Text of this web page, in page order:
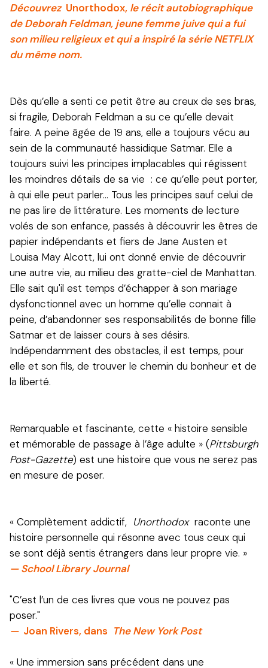
Découvrez Unorthodox, le récit autobiographique
de Deborah Feldman, jeune femme juive qui a fui
son milieu religieux et qui a inspiré la série NETFLIX
du même nom.
Dès qu’elle a senti ce petit être au creux de ses bras,
si fragile, Deborah Feldman a su ce qu’elle devait
faire. A peine âgée de 19 ans, elle a toujours vécu au
sein de la communauté hassidique Satmar. Elle a
toujours suivi les principes implacables qui régissent
les moindres détails de sa vie : ce qu’elle peut porter,
à qui elle peut parler... Tous les principes sauf celui de
ne pas lire de littérature. Les moments de lecture
volés de son enfance, passés à découvrir les êtres de
papier indépendants et fiers de Jane Austen et
Louisa May Alcott, lui ont donné envie de découvrir
une autre vie, au milieu des gratte-ciel de Manhattan.
Elle sait qu'il est temps d’échapper à son mariage
dysfonctionnel avec un homme qu’elle connait à
peine, d’abandonner ses responsabilités de bonne fille
Satmar et de laisser cours à ses désirs.
Indépendamment des obstacles, il est temps, pour
elle et son fils, de trouver le chemin du bonheur et de
la liberté.
Remarquable et fascinante, cette « histoire sensible
et mémorable de passage à l’âge adulte » (Pittsburgh
Post-Gazette) est une histoire que vous ne serez pas
en mesure de poser.
« Complètement addictif, Unorthodoxraconte une
histoire personnelle qui résonne avec tous ceux qui
se sont déjà sentis étrangers dans leur propre vie. »
— School Library Journal
"C’est l’un de ces livres que vous ne pouvez pas
poser."
—Joan Rivers, dans The New York Post
« Une immersion sans précédent dans une